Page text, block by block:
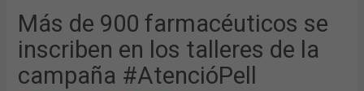
Más de 900 farmacéuticos se
inscriben en los talleres de la
campaña #AtencióPell
TALLERES
DE
LA
CAMPAÑA
#ATENCIÓPELL